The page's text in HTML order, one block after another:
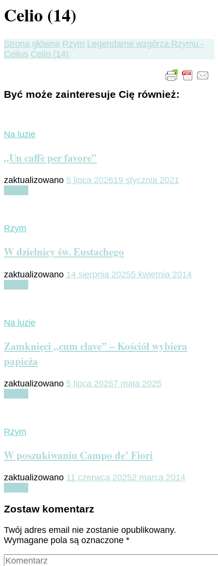
Celio (14)
Strona główna Rzym Legendarne wzgórza Rzymu -
Celius Celio (14)
Być może zainteresuje Cię również:
Na luzie
„Un caffè per favore”
zaktualizowano 5 lipca 202619 stycznia 2021
Rzym
W dzielnicy św. Eustachego
zaktualizowano 14 sierpnia 20255 kwietnia 2014
Na luzie
Zamknięci „cum clave” – Kościół wybiera
papieża
zaktualizowano 5 lipca 20267 maja 2025
Rzym
W poszukiwaniu Campo de’ Fiori
zaktualizowano 11 czerwca 20252 marca 2014
Zostaw komentarz
Twój adres email nie zostanie opublikowany.
Wymagane pola są oznaczone *